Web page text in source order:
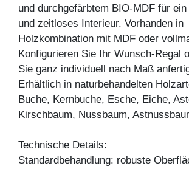
und durchgefärbtem BIO-MDF für
und zeitloses Interieur. Vorhanden in
Holzkombination mit MDF oder
Konfigurieren Sie Ihr Wunsch-Regal
Sie ganz individuell nach Maß
Erhältlich in naturbehandelten
Buche, Kernbuche, Esche, Eiche,
Kirschbaum, Nussbaum,
Technische Details:
Standardbehandlung: robuste